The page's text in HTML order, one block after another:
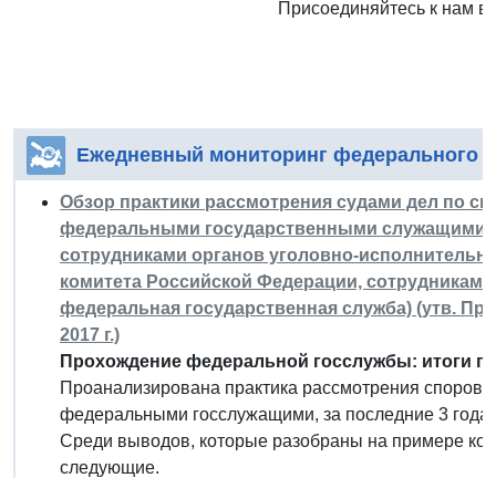
Присоединяйтесь к нам в:
Ежедневный мониторинг федерального
Обзор практики рассмотрения судами дел по
федеральными государственными служащими
сотрудниками органов уголовно-
комитета Российской Федерации,
федеральная государственная служба) (утв.
2017 г.)
Прохождение федеральной госслужбы: итоги
Проанализирована практика рассмотрения
федеральными госслужащими, за последние 3 года.
Среди выводов, которые разобраны на примере
следующие.